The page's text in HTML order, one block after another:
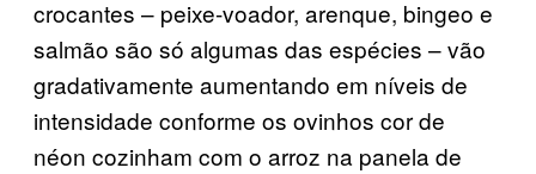
crocantes – peixe-voador, arenque, bingeo e
salmão são só algumas das espécies – vão
gradativamente aumentando em níveis de
intensidade conforme os ovinhos cor de
néon cozinham com o arroz na panela de